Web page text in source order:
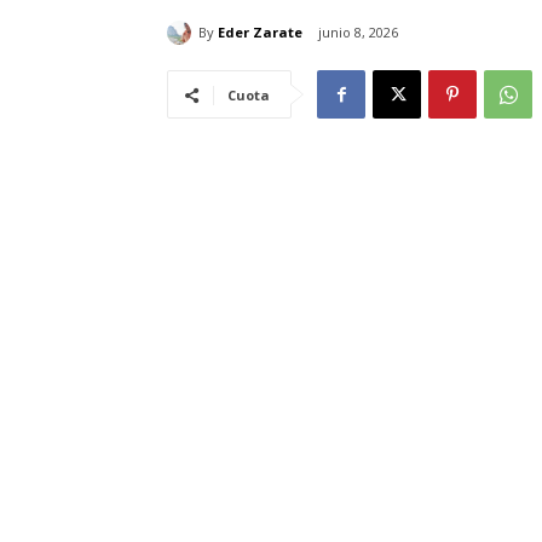
By Eder Zarate junio 8, 2026
Cuota